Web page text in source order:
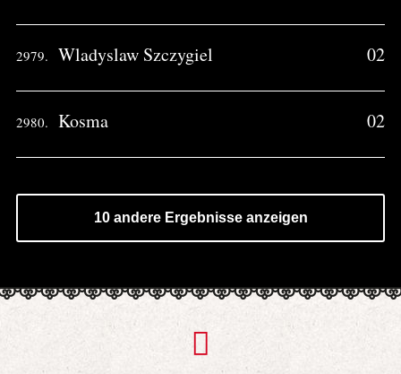
2979. Wladyslaw Szczygiel 02
2980. Kosma 02
10 andere Ergebnisse anzeigen